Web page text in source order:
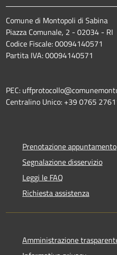
Comune di Montopoli di Sabina
Piazza Comunale, 2 - 02034 - RI
Codice Fiscale: 00094140571
Partita IVA: 00094140571
PEC:
Centralino Unico: +39 0765
Prenotazione appuntamento
Segnalazione disservizio
Leggi le FAQ
Richiesta assistenza
Amministrazione